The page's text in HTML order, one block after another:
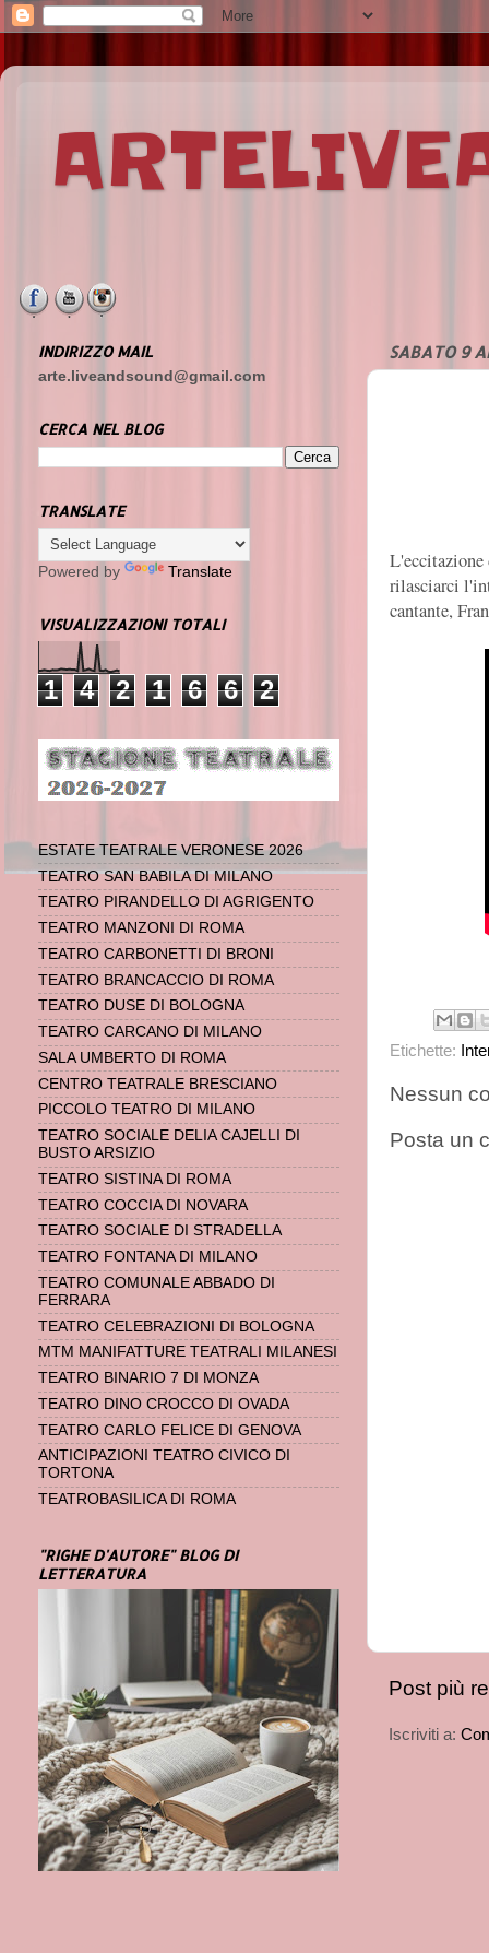
SABATO 9
L'eccitazione
rilasciarci
cantante,
Etichette:
Nessun
Posta un
Post più
Iscriviti a:
INDIRIZZO MAIL
arte.liveandsound@gmail.com
CERCA NEL BLOG
TRANSLATE
Powered by Translate
VISUALIZZAZIONI TOTALI
1 4 2 1 6 6 2
ESTATE TEATRALE VERONESE 2026
TEATRO SAN BABILA DI MILANO
TEATRO PIRANDELLO DI AGRIGENTO
TEATRO MANZONI DI ROMA
TEATRO CARBONETTI DI BRONI
TEATRO BRANCACCIO DI ROMA
TEATRO DUSE DI BOLOGNA
TEATRO CARCANO DI MILANO
SALA UMBERTO DI ROMA
CENTRO TEATRALE BRESCIANO
PICCOLO TEATRO DI MILANO
TEATRO SOCIALE DELIA CAJELLI DI
BUSTO ARSIZIO
TEATRO SISTINA DI ROMA
TEATRO COCCIA DI NOVARA
TEATRO SOCIALE DI STRADELLA
TEATRO FONTANA DI MILANO
TEATRO COMUNALE ABBADO DI
FERRARA
TEATRO CELEBRAZIONI DI BOLOGNA
MTM MANIFATTURE TEATRALI MILANESI
TEATRO BINARIO 7 DI MONZA
TEATRO DINO CROCCO DI OVADA
TEATRO CARLO FELICE DI GENOVA
ANTICIPAZIONI TEATRO CIVICO DI
TORTONA
TEATROBASILICA DI ROMA
"RIGHE D'AUTORE" BLOG DI
LETTERATURA